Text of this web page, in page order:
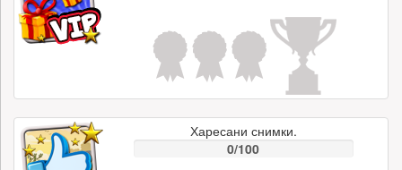
Харесани снимки.
0/100